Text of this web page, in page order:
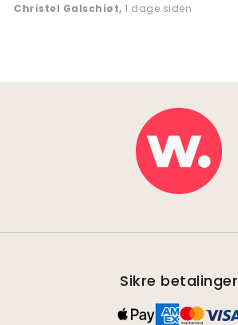
Christel Galschiøt, 1 dage siden
Sikre betalinger